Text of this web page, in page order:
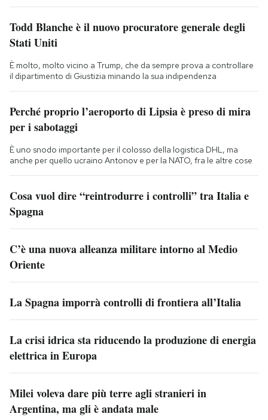
Todd Blanche è il nuovo procuratore generale degli
Stati Uniti
È molto, molto vicino a Trump, che da sempre prova a controllare
il dipartimento di Giustizia minando la sua indipendenza
Perché proprio l’aeroporto di Lipsia è preso di mira
per i sabotaggi
È uno snodo importante per il colosso della logistica DHL, ma
anche per quello ucraino Antonov e per la NATO, fra le altre cose
Cosa vuol dire “reintrodurre i controlli” tra Italia e
Spagna
C’è una nuova alleanza militare intorno al Medio
Oriente
La Spagna imporrà controlli di frontiera all’Italia
La crisi idrica sta riducendo la produzione di energia
elettrica in Europa
Milei voleva dare più terre agli stranieri in
Argentina, ma gli è andata male